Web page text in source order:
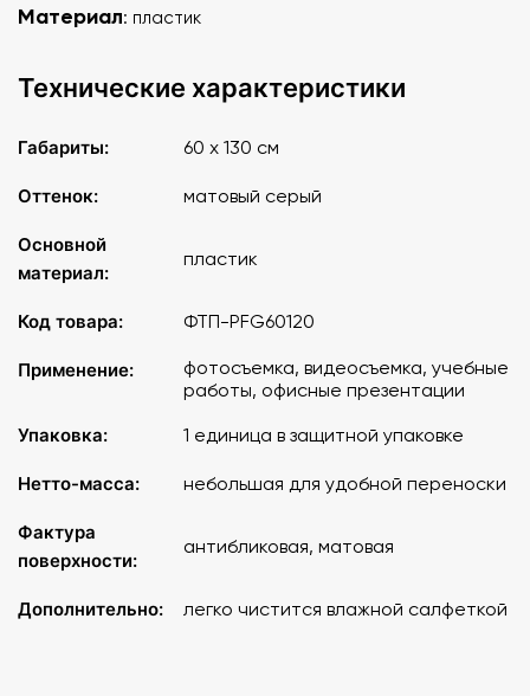
Материал: пластик
Технические характеристики
Габариты: 60 x 130 см
Оттенок: матовый серый
Основной
материал:
пластик
Код товара: ФТП-PFG60120
Применение:
фотосъемка, видеосъемка, учебные
работы, офисные презентации
Упаковка:
1 единица в защитной упаковке
Нетто-масса: небольшая для удобной переноски
Фактура
поверхности:
антибликовая, матовая
Дополнительно: легко чистится влажной салфеткой